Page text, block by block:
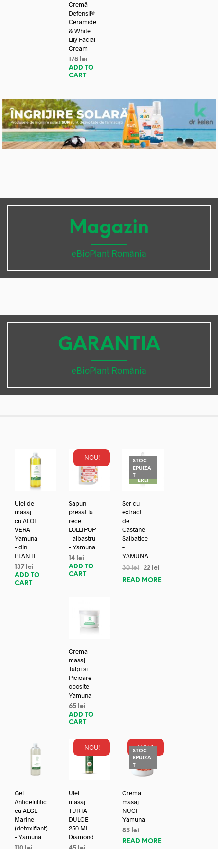
Cremă
Defensil®
Ceramide
& White
Lily Facial
Cream
178 lei
ADD TO
CART
Magazin
eBioPlant România
GARANTIA
eBioPlant România
Ulei de
masaj
cu ALOE
VERA –
Yamuna
– din
PLANTE
137 lei
ADD TO
CART
NOU!
Sapun
presat la
rece
LOLLIPOP
– albastru
– Yamuna
14 lei
ADD TO
CART
STOC
EPUIZA
TREDUC
ERE!
Ser cu
extract
de
Castane
Salbatice
–
YAMUNA
30lei 22 lei
READ MORE
Crema
masaj
Talpi si
Picioare
obosite –
Yamuna
65 lei
ADD TO
CART
Gel
Anticelulitic
cu ALGE
Marine
(detoxifiant)
– Yamuna
NOU!
Ulei
masaj
TURTA
DULCE –
250 ML –
Diamond
NOU!
STOC
EPUIZA
T
Crema
masaj
NUCI –
Yamuna
85 lei
READ MORE